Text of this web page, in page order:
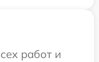
работ и